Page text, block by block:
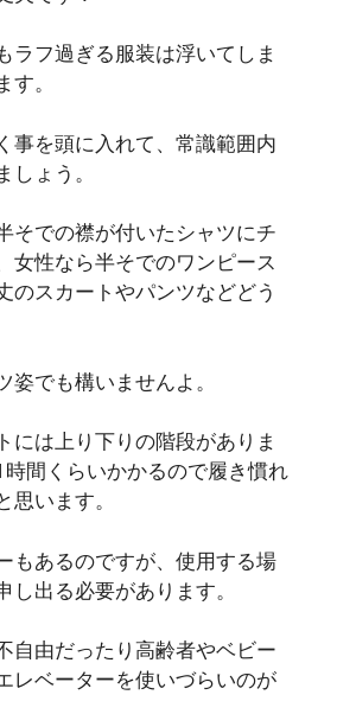
ラフ過ぎる服装は浮いてしま
。
事を頭に入れて、常識範囲内
ょう。
そでの襟が付いたシャツにチ
女性なら半そでのワンピース
のスカートやパンツなどどう
姿でも構いませんよ。
には上り下りの階段がありま
間くらいかかるので履き慣れ
思います。
もあるのですが、使用する場
し出る必要があります。
自由だったり高齢者やベビー
レベーターを使いづらいのが